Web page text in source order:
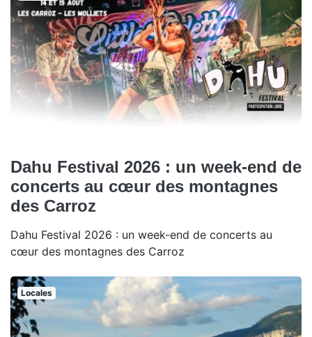
Dahu Festival 2026 : un week-end de
concerts au cœur des montagnes
des Carroz
Dahu Festival 2026 : un week-end de concerts au
cœur des montagnes des Carroz
Locales